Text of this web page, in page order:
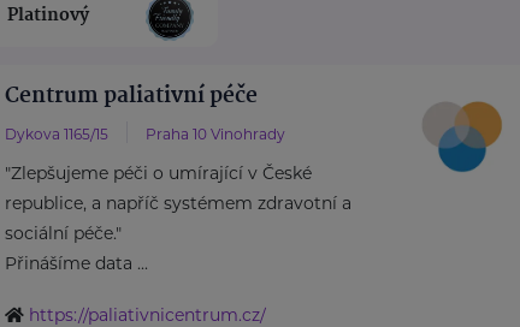
Platinový
Centrum paliativní péče
Dykova 1165/15 Praha 10 Vinohrady
"Zlepšujeme péči o umírající v České
republice, a napříč systémem zdravotní a
sociální péče."
Přinášíme data ...
https://paliativnicentrum.cz/